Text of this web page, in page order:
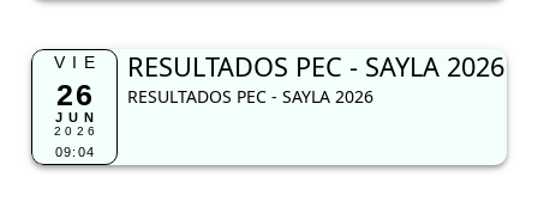
VIE
26
JUN
2026
09:04
RESULTADOS PEC - SAYLA 2026
RESULTADOS PEC - SAYLA 2026